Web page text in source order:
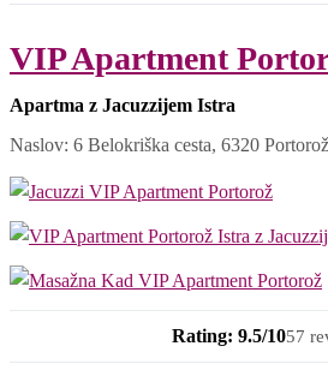
VIP Apartment
Apartma z Jacuzzijem Istra
Naslov: 6 Belokriška cesta, 6320
Rating: 9.5/1057